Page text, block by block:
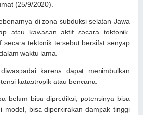
(25/9/2020).
di zona subduksi selatan Jawa
atau kawasan aktif secara tektonik.
secara tektonik tersebut bersifat senyap
waktu lama.
karena dapat menimbulkan
katastropik atau bencana.
belum bisa diprediksi, potensinya bisa
model, bisa diperkirakan dampak tinggi